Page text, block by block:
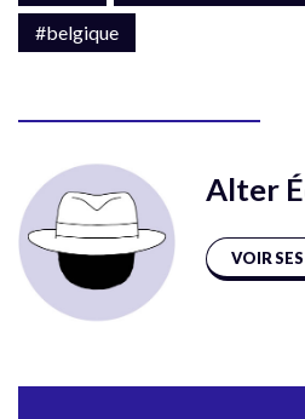
#belgique
Alter
VOIR